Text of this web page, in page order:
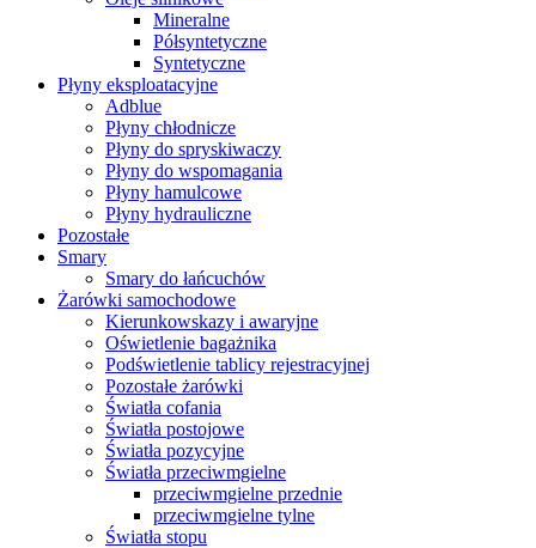
Mineralne
Półsyntetyczne
Syntetyczne
Płyny eksploatacyjne
Adblue
Płyny chłodnicze
Płyny do spryskiwaczy
Płyny do wspomagania
Płyny hamulcowe
Płyny hydrauliczne
Pozostałe
Smary
Smary do łańcuchów
Żarówki samochodowe
Kierunkowskazy i awaryjne
Oświetlenie bagażnika
Podświetlenie tablicy rejestracyjnej
Pozostałe żarówki
Światła cofania
Światła postojowe
Światła pozycyjne
Światła przeciwmgielne
przeciwmgielne przednie
przeciwmgielne tylne
Światła stopu